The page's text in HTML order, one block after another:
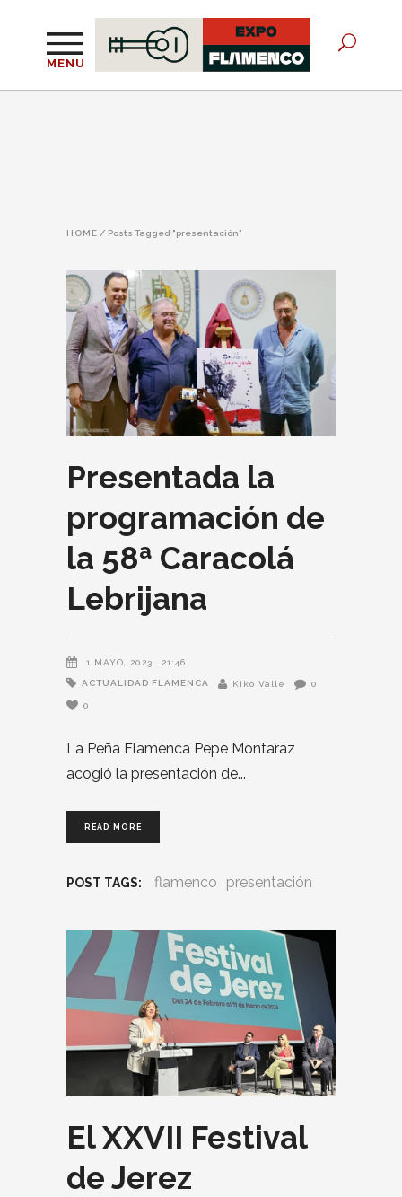
MENU
HOME / Posts Tagged "presentación"
Presentada la
programación de
la 58ª Caracolá
Lebrijana
1 MAYO, 2023 21:46
ACTUALIDAD FLAMENCA Kiko Valle 0
0
La Peña Flamenca Pepe Montaraz
acogió la presentación de
READ MORE
POST TAGS: flamenco presentación
El XXVII Festival
de Jerez